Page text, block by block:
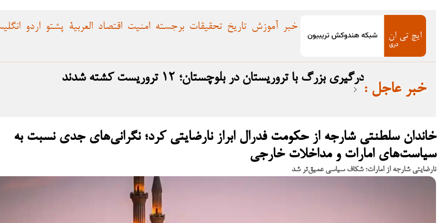
اقتصاد امنیت برجسته تحقیقات تاریخ آموزش خبر اردو پشتو العربية
درگیری بزرگ با تروریستان در بلوچستان؛ ۱۲ تروریست کشته شدند
: خبر عاجل
خاندان سلطنتی شارجه از حکومت فدرال ابراز نارضایتی کرد؛ نگرانی‌های جدی نسبت به
سیاست‌های امارات و مداخلات خارجی
نارضایتی شارجه از امارات؛ شکاف سیاسی عمیق‌تر شد